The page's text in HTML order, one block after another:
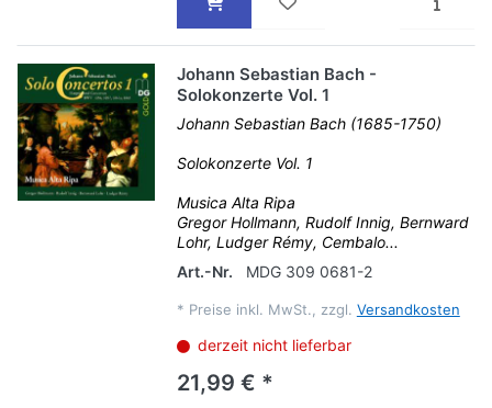
Johann Sebastian Bach -
Solokonzerte Vol. 1
Johann Sebastian Bach (1685-1750)
Solokonzerte Vol. 1
Musica Alta Ripa
Gregor Hollmann, Rudolf Innig, Bernward
Lohr, Ludger Rémy, Cembalo...
Art.-Nr.
MDG 309 0681-2
* Preise inkl. MwSt., zzgl. Versandkosten
derzeit nicht lieferbar
21,99 € *